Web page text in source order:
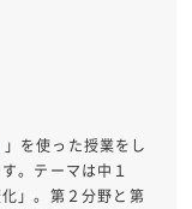
」を使った授業をし
。テーマは中１
」。第２分野と第